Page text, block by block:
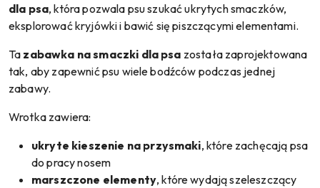
dla psa, która pozwala psu szukać ukrytych smaczków,
eksplorować kryjówki i bawić się piszczącymi elementami.
Ta zabawka na smaczki dla psa została zaprojektowana
tak, aby zapewnić psu wiele bodźców podczas jednej
zabawy.
Wrotka zawiera:
ukryte kieszenie na przysmaki, które zachęcają psa
do pracy nosem
marszczone elementy, które wydają szeleszczący